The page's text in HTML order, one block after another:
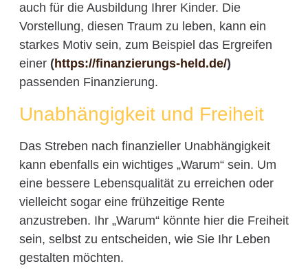
auch für die Ausbildung Ihrer Kinder. Die
Vorstellung, diesen Traum zu leben, kann ein
starkes Motiv sein, zum Beispiel das Ergreifen
einer (https://finanzierungs-held.de/)
passenden Finanzierung.
Unabhängigkeit und Freiheit
Das Streben nach finanzieller Unabhängigkeit
kann ebenfalls ein wichtiges „Warum“ sein. Um
eine bessere Lebensqualität zu erreichen oder
vielleicht sogar eine frühzeitige Rente
anzustreben. Ihr „Warum“ könnte hier die Freiheit
sein, selbst zu entscheiden, wie Sie Ihr Leben
gestalten möchten.